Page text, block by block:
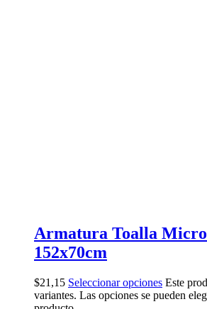
Armatura Toalla
152x70cm
$21,15 Seleccionar opciones Este
variantes. Las opciones se pueden